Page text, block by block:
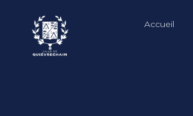
Accueil